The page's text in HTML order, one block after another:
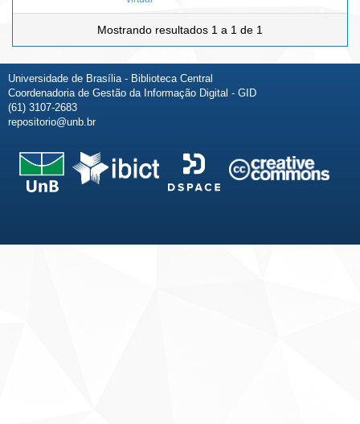
Mostrando resultados 1 a 1 de 1
Universidade de Brasília - Biblioteca Central
Coordenadoria de Gestão da Informação Digital - GID
(61) 3107-2683
repositorio@unb.br